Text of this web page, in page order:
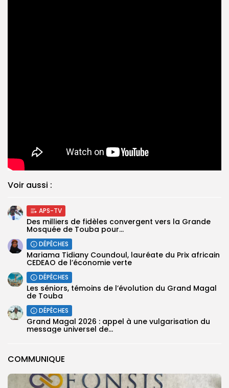
COMMUNIQUE
Voir aussi :
APS-TV
Des milliers de fidèles convergent vers la Grande
Mosquée de Touba pour...
DÉPÊCHES
Mariama Tidiany Coundoul, lauréate du Prix africain
CEDEAO de l’économie verte
DÉPÊCHES
Les séniors, témoins de l’évolution du Grand Magal
de Touba
DÉPÊCHES
Grand Magal 2026 : appel à une vulgarisation du
message universel de...